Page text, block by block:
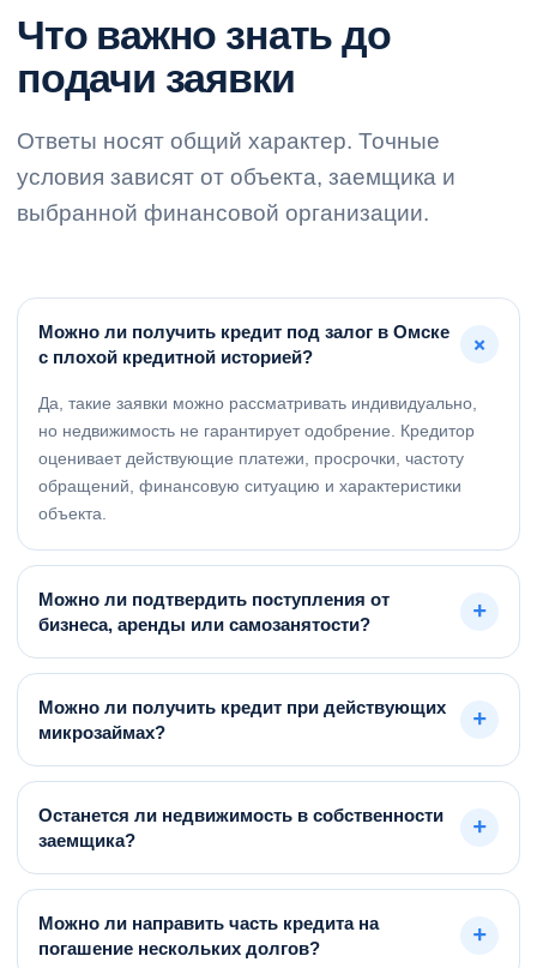
Что важно знать до
подачи заявки
Ответы носят общий характер. Точные
условия зависят от объекта, заемщика и
выбранной финансовой организации.
Можно ли получить кредит под залог в Омске
с плохой кредитной историей?
+
Да, такие заявки можно рассматривать индивидуально,
но недвижимость не гарантирует одобрение. Кредитор
оценивает действующие платежи, просрочки, частоту
обращений, финансовую ситуацию и характеристики
объекта.
Можно ли подтвердить поступления от
бизнеса, аренды или самозанятости?
+
В зависимости от требований кредитора могут
использоваться банковские выписки, договоры аренды,
налоговая отчетность, документы ИП или самозанятого и
Можно ли получить кредит при действующих
микрозаймах?
+
Такие заявки рассматриваются индивидуально. Большое
количество займов, частые обращения в МФО и
открытые просрочки уменьшают выбор программ. До
закрыть часть обязательств.
Останется ли недвижимость в собственности
заемщика?
+
При стандартной залоговой сделке право собственности
сохраняется, а в ЕГРН регистрируется обременение.
Ограничения на распоряжение объектом действуют до
Можно ли направить часть кредита на
погашение нескольких долгов?
+